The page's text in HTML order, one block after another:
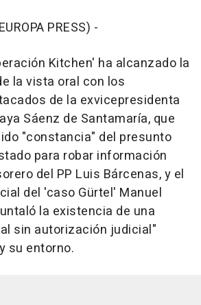
PRESS) -
Kitchen' ha alcanzado la
la vista oral con los
de la exvicepresidenta
Sáenz de Santamaría, que
"constancia" del presunto
para robar información
del PP Luis Bárcenas, y el
del 'caso Gürtel' Manuel
la existencia de una
sin autorización judicial"
su entorno.